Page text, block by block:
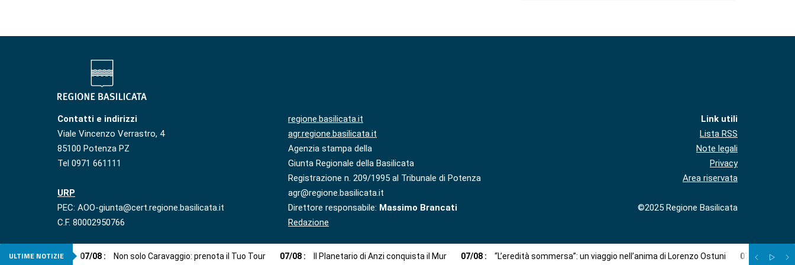
Contatti e indirizzi
Viale Vincenzo Verrastro, 4
85100 Potenza PZ
Tel 0971 661111
URP
PEC: AOO-giunta@cert.regione.basilicata.it
C.F. 80002950766
regione.basilicata.it
agr.regione.basilicata.it
Agenzia stampa della
Giunta Regionale della Basilicata
Registrazione n. 209/1995 al Tribunale di Potenza
agr@regione.basilicata.it
Direttore responsabile: Massimo Brancati
Redazione
Link utili
Lista RSS
Note legali
Privacy
Area riservata
©2025 Regione Basilicata
ULTIME NOTIZIE 07/08 : Non solo Caravaggio: prenota il Tuo Tour 07/08 : Il Planetario di Anzi conquista il Mur 07/08 : “L’eredità sommersa”: un viaggio nell’anima di Lorenzo Ostuni 07 08 Più